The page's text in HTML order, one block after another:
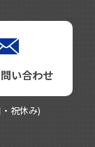
い合わせ
祝休み)